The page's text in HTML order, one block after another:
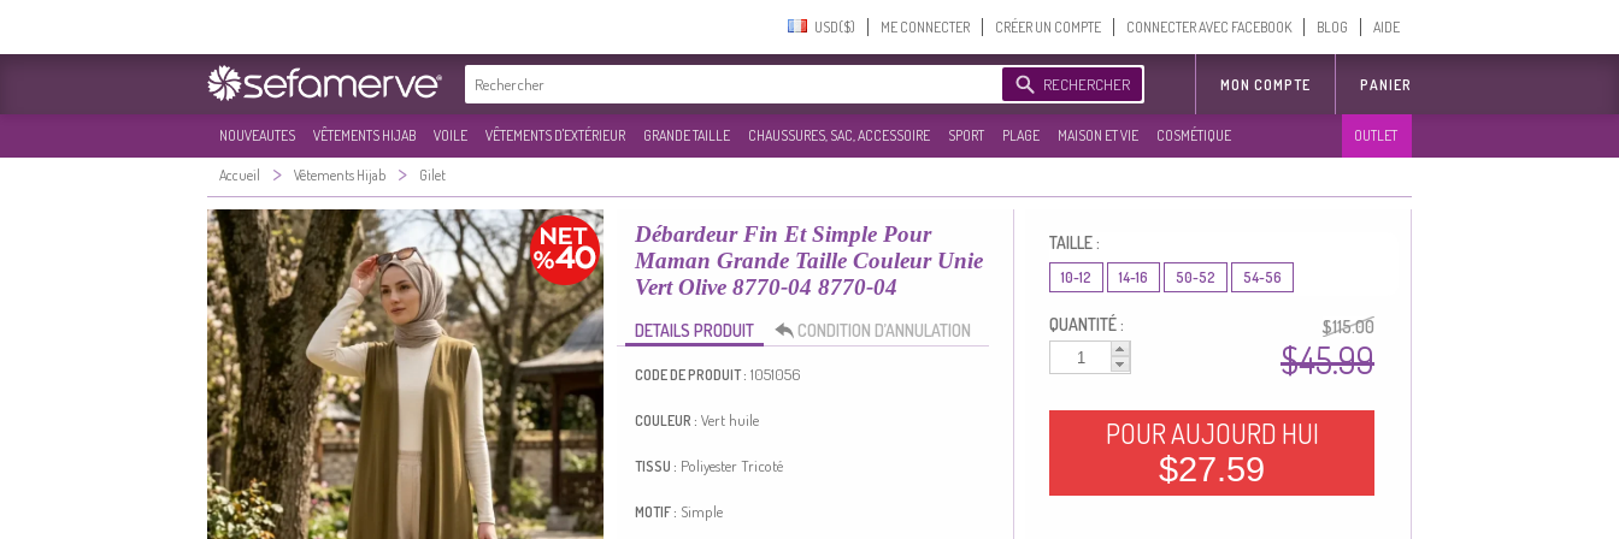
USD($)‎ ME CONNECTER CRÉER UN COMPTE CONNECTER AVEC FACEBOOK BLOG AIDE
RECHERCHER MON COMPTE PANIER
NOUVEAUTES VÊTEMENTS HIJAB VOILE VÊTEMENTS D'EXTÉRIEUR GRANDE TAILLE CHAUSSURES, SAC, ACCESSOIRE SPORT PLAGE MAISON ET VIE COSMÉTIQUE OUTLET
Accueil > Vêtements Hijab > Gilet
Débardeur Fin Et Simple Pour
Maman Grande Taille Couleur Unie
Vert Olive 8770-04 8770-04
DETAILS PRODUIT CONDITION D’ANNULATION
CODE DE PRODUIT : 1051056
COULEUR : Vert huile
TISSU : PoliyesterTricoté
MOTIF : Simple
TAILLE :
10-12 14-16 50-52 54-56
QUANTITÉ : $115.00
$45.99
POUR AUJOURD HUI
$27.59